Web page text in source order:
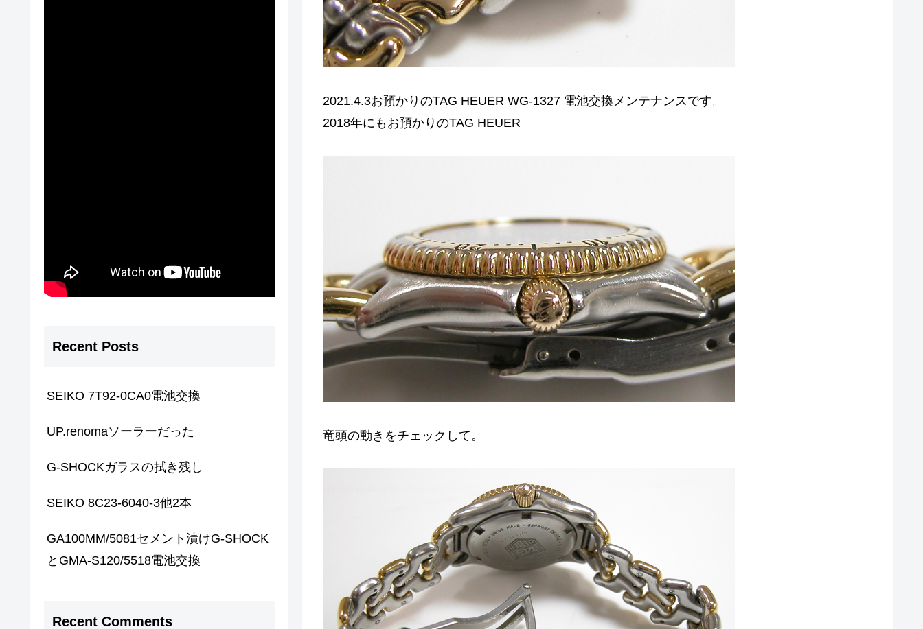
2021.4.3お預かりのTAG HEUER WG-1327 電池交換メンテナンスです。
2018年にもお預かりのTAG HEUER
竜頭の動きをチェックして。
Recent Posts
SEIKO 7T92-0CA0電池交換
UP.renomaソーラーだった
G-SHOCKガラスの拭き残し
SEIKO 8C23-6040-3他2本
GA100MM/5081セメント漬けG-SHOCK
とGMA-S120/5518電池交換
Recent Comments